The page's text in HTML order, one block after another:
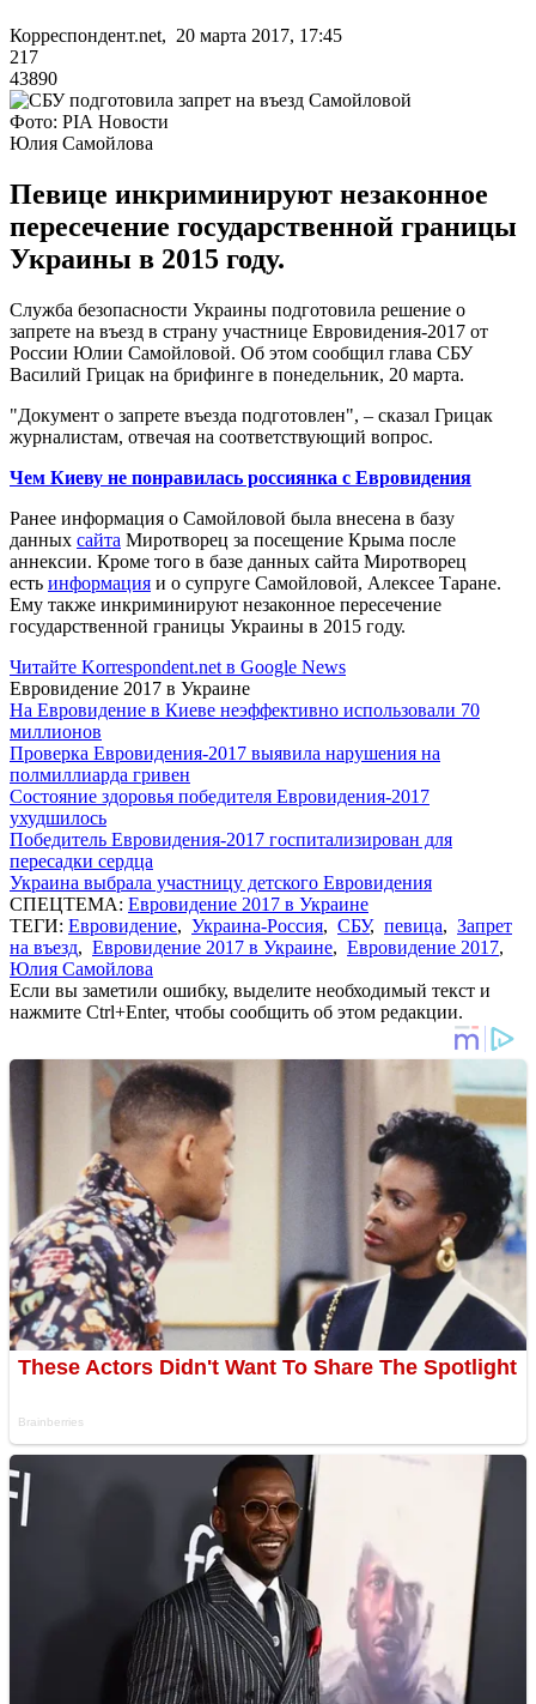
Корреспондент.net, 20 марта 2017, 17:45
217
43890
Фото: РІА Новости
Юлия Самойлова
Певице инкриминируют незаконное
пересечение государственной границы
Украины в 2015 году.
Служба безопасности Украины подготовила решение о
запрете на въезд в страну участнице Евровидения-2017 от
России Юлии Самойловой. Об этом сообщил глава СБУ
Василий Грицак на брифинге в понедельник, 20 марта.
"Документ о запрете въезда подготовлен", – сказал Грицак
журналистам, отвечая на соответствующий вопрос.
Чем Киеву не понравилась россиянка с Евровидения
Ранее информация о Самойловой была внесена в базу
данных сайта Миротворец за посещение Крыма после
аннексии. Кроме того в базе данных сайта Миротворец
есть информация и о супруге Самойловой, Алексее Таране.
Ему также инкриминируют незаконное пересечение
государственной границы Украины в 2015 году.
Читайте Korrespondent.net в Google News
Евровидение 2017 в Украине
На Евровидение в Киеве неэффективно использовали 70
миллионов
Проверка Евровидения-2017 выявила нарушения на
полмиллиарда гривен
Состояние здоровья победителя Евровидения-2017
ухудшилось
Победитель Евровидения-2017 госпитализирован для
пересадки сердца
Украина выбрала участницу детского Евровидения
СПЕЦТЕМА: Евровидение 2017 в Украине
ТЕГИ: Евровидение, Украина-Россия, СБУ, певица, Запрет
на въезд, Евровидение 2017 в Украине, Евровидение 2017,
Юлия Самойлова
Если вы заметили ошибку, выделите необходимый текст и
нажмите Ctrl+Enter, чтобы сообщить об этом редакции.